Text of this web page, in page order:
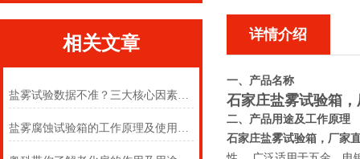
相关文章
盐雾试验数据不准？三大核心因素对试验均匀性的影响深度解析
盐雾腐蚀试验箱的工作原理及使用方法
详情介绍
一、产品名称
石家庄盐雾试验箱
二、产品用途及工作原理
石家庄盐雾试验箱，厂家